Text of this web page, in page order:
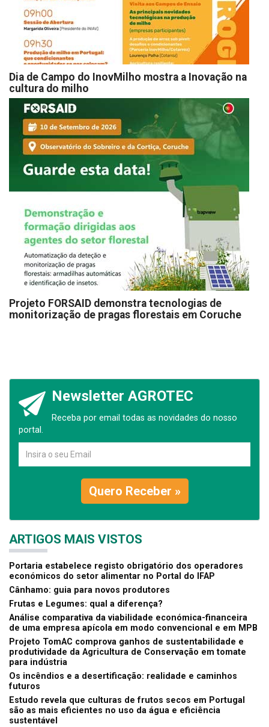
Dia de Campo do InovMilho mostra a Inovação na
cultura do milho
Projeto FORSAID demonstra tecnologias de
monitorização de pragas florestais em Coruche
Newsletter AGROTEC
Receba por email todas as novidades do nosso
portal.
Quero Receber »
ARTIGOS MAIS VISTOS
Portaria estabelece registo obrigatório dos operadores
económicos do setor alimentar no Portal do IFAP
Cânhamo: guia para novos produtores
Frutas e Legumes: qual a diferença?
Análise comparativa da viabilidade económica-financeira
de uma empresa apícola em modo convencional e em MPB
Projeto TomAC comprova ganhos de sustentabilidade e
produtividade da Agricultura de Conservação em tomate
para indústria
Os incêndios e a desertificação: realidade e caminhos
futuros
Estudo revela que culturas de frutos secos em Portugal
são as mais eficientes no uso da água e eficiência
sustentável